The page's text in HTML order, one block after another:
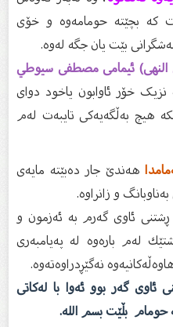
کە بچێتە حومامەوە و خۆی
بێت یان جگە لەوە.
ئیمامی مصطفی سیوطي
خۆر ئاوابون یاخود دوای
هیچ بەڵگەیەکی تایبەت لەم
هەندێ جار دەبێتە مایەی
و زانراوە.
ئاوی گەرم بە ئەزمون و
لەم بارەوە لە پەیامبەری
نەگێڕدراوەتەوە.
گەر بوو ئەوا با لەکاتی
بڵێت بسم الله.